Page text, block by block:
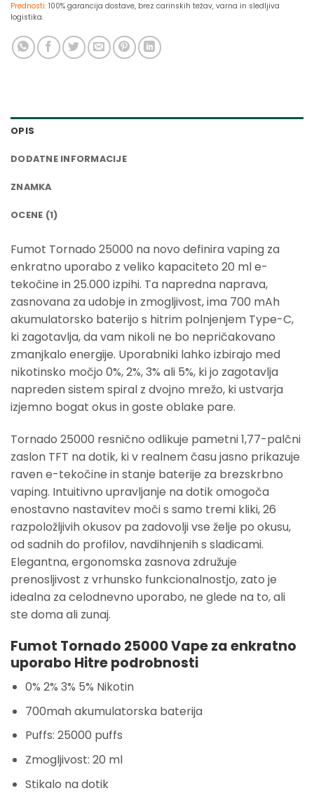
Prednosti: 100% garancija dostave, brez carinskih težav, varna in sledljiva
logistika.
OPIS
DODATNE INFORMACIJE
ZNAMKA
OCENE (1)
Fumot Tornado 25000 na novo definira vaping za
enkratno uporabo z veliko kapaciteto 20 ml e-
tekočine in 25.000 izpihi. Ta napredna naprava,
zasnovana za udobje in zmogljivost, ima 700 mAh
akumulatorsko baterijo s hitrim polnjenjem Type-C,
ki zagotavlja, da vam nikoli ne bo nepričakovano
zmanjkalo energije. Uporabniki lahko izbirajo med
nikotinsko močjo 0%, 2%, 3% ali 5%, ki jo zagotavlja
napreden sistem spiral z dvojno mrežo, ki ustvarja
izjemno bogat okus in goste oblake pare.
Tornado 25000 resnično odlikuje pametni 1,77-palčni
zaslon TFT na dotik, ki v realnem času jasno prikazuje
raven e-tekočine in stanje baterije za brezskrbno
vaping. Intuitivno upravljanje na dotik omogoča
enostavno nastavitev moči s samo tremi kliki, 26
razpoložljivih okusov pa zadovolji vse želje po okusu,
od sadnih do profilov, navdihnjenih s sladicami.
Elegantna, ergonomska zasnova združuje
prenosljivost z vrhunsko funkcionalnostjo, zato je
idealna za celodnevno uporabo, ne glede na to, ali
ste doma ali zunaj.
Fumot Tornado 25000 Vape za enkratno
uporabo Hitre podrobnosti
0% 2% 3% 5% Nikotin
700mah akumulatorska baterija
Puffs: 25000 puffs
Zmogljivost: 20 ml
Stikalo na dotik